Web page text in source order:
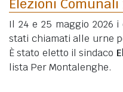
Elezioni Comunali
Il 24 e 25 maggio 2026
stati chiamati alle urne
È stato eletto il sindaco
lista Per Montalenghe.